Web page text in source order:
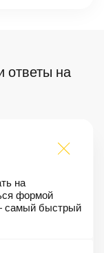
ответы на
на
формой
самый быстрый